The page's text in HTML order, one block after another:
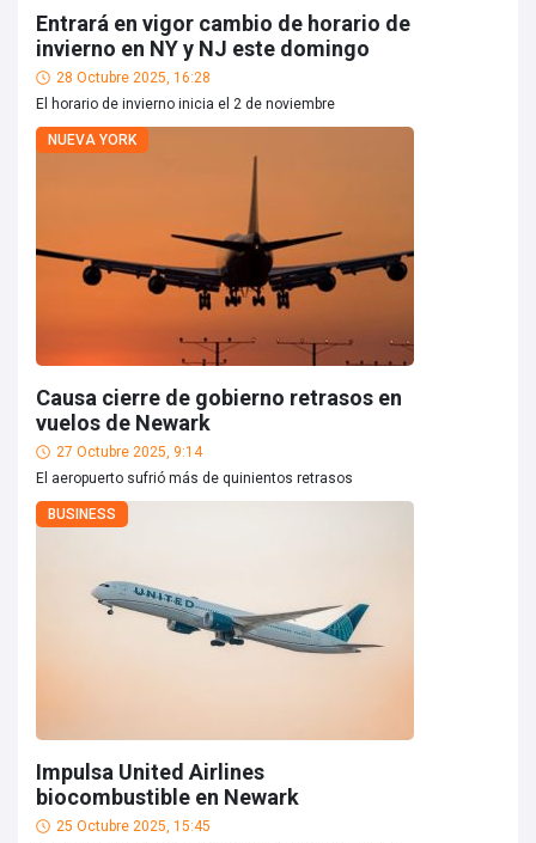
Entrará en vigor cambio de horario de
invierno en NY y NJ este domingo
28 Octubre 2025, 16:28
El horario de invierno inicia el 2 de noviembre
NUEVA YORK
Causa cierre de gobierno retrasos en
vuelos de Newark
27 Octubre 2025, 9:14
El aeropuerto sufrió más de quinientos retrasos
BUSINESS
Impulsa United Airlines
biocombustible en Newark
25 Octubre 2025, 15:45